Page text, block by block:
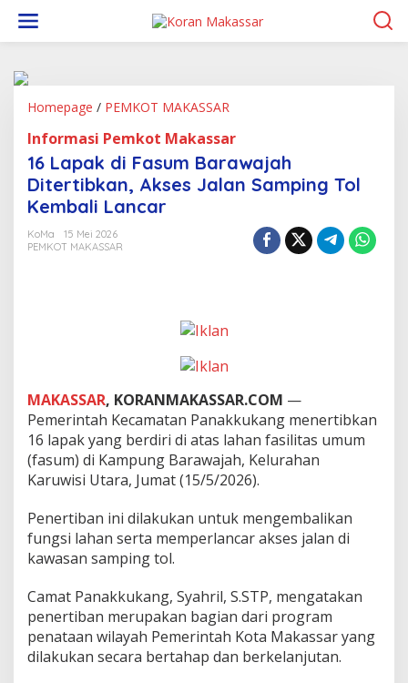
w
Homepage / PEMKOT MAKASSAR
L
a
p
a
w
a
j
a
h
D
t
e
b
k
a
,
Informasi Pemkot Makassar
16 Lapak di Fasum Barawajah
Ditertibkan, Akses Jalan Samping Tol
Kembali Lancar
KoMa
15 Mei 2026
PEMKOT MAKASSAR
MAKASSAR, KORANMAKASSAR.COM —
Pemerintah Kecamatan Panakkukang menertibkan
16 lapak yang berdiri di atas lahan fasilitas umum
(fasum) di Kampung Barawajah, Kelurahan
Karuwisi Utara, Jumat (15/5/2026).
Penertiban ini dilakukan untuk mengembalikan
fungsi lahan serta memperlancar akses jalan di
kawasan samping tol.
Camat Panakkukang, Syahril, S.STP, mengatakan
penertiban merupakan bagian dari program
penataan wilayah Pemerintah Kota Makassar yang
dilakukan secara bertahap dan berkelanjutan.